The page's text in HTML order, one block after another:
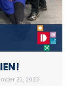
23, 2023